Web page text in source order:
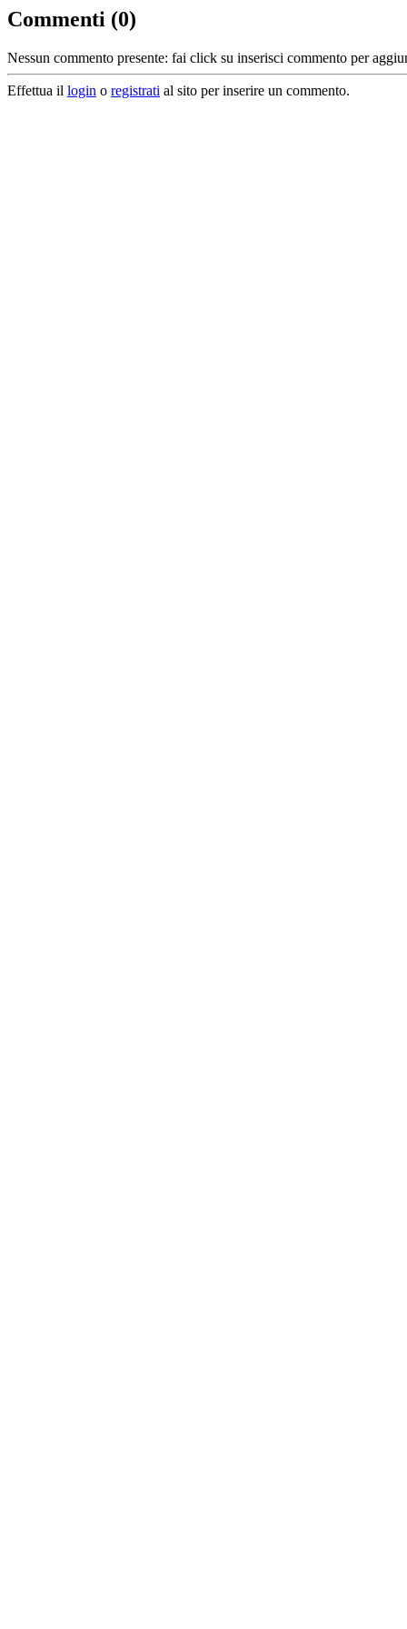
Commenti (0)
Nessun commento presente: fai click su inserisci commento per
Effettua il login o registrati al sito per inserire un commento.